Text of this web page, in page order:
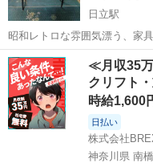
日立駅
昭和レトロな雰囲気漂う、家
レコードプレーヤーとラジオ
機器です。 木目調の美しいデザインで、インテリアとしても存在感が
あります。経年による多少の
茨城 日立市 日立駅
≪月収35
クリフト
時給1,600
日払い
株式会社
神奈川県 南